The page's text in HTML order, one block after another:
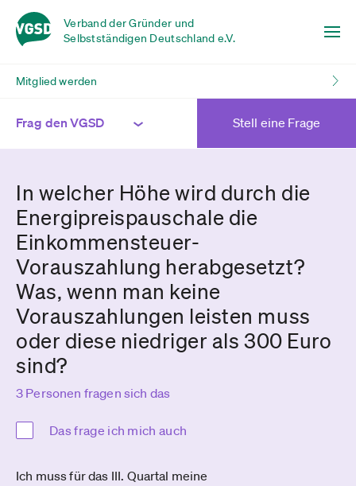
Verband der Gründer und
Selbstständigen Deutschland e.V.
Mitglied werden
Frag den VGSD Stell eine Frage
In welcher Höhe wird durch die
Energipreispauschale die
Einkommensteuer-
Vorauszahlung herabgesetzt?
Was, wenn man keine
Vorauszahlungen leisten muss
oder diese niedriger als 300 Euro
sind?
3 Personen fragen sich das
Das frage ich mich auch
Ich muss für das III. Quartal meine